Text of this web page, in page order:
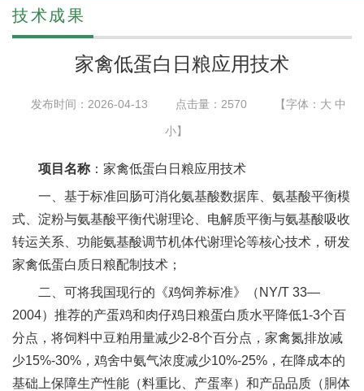
况
新
团
队
技
平
技术成果
家禽低蛋白日粮应用技术
发布时间：2026-04-13 点击量： 2570 【字体： 大 中
小】
项目名称 ：家禽低蛋白日粮应用技术
一、基于标准回肠可消化氨基酸数据库、氨基酸平衡模
式、淀粉与氨基酸平衡代谢理论、电解质平衡与氨基酸吸收
转运关系、功能氨基酸调节机体代谢理论等核心技术，研发
家禽低蛋白质日粮配制技术；
二、可将我国现行的《鸡饲养标准》（NY/T 33—
2004）推荐的产蛋鸡和肉仔鸡日粮蛋白质水平降低1-3个百
分点，将饲料中豆粕用量减少2-8个百分点，家禽氮排放减
少15%-30%，鸡舍中氨气浓度减少10%-25%，在降成本的
基础上保障生产性能（料重比、产蛋率）和产品品质（胴体